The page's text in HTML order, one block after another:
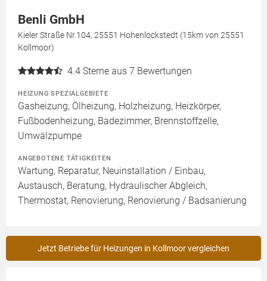
Benli GmbH
Kieler Straße Nr.104, 25551 Hohenlockstedt (15km von 25551
Kollmoor)
4.4 Sterne aus 7 Bewertungen
HEIZUNG SPEZIALGEBIETE
Gasheizung, Ölheizung, Holzheizung, Heizkörper,
Fußbodenheizung, Badezimmer, Brennstoffzelle,
Umwälzpumpe
ANGEBOTENE TÄTIGKEITEN
Wartung, Reparatur, Neuinstallation / Einbau,
Austausch, Beratung, Hydraulischer Abgleich,
Thermostat, Renovierung, Renovierung / Badsanierung
Jetzt Betriebe für Heizungen in Kollmoor vergleichen